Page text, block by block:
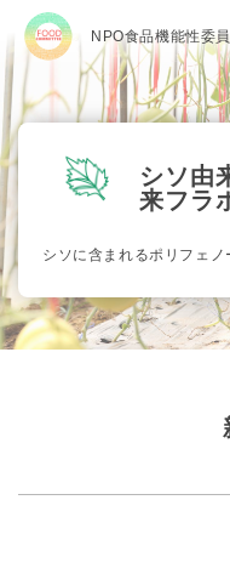
NPO食品機能性委
シソ由
来フラ
シソに含まれるポリフェ